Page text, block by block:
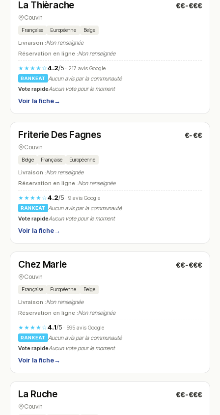
N° 20
La Thièrache €€-€€€
Couvin
Française Européenne Belge
Livraison :Non renseignée
Réservation en ligne :Non renseignée
★★★★☆4.2/5· 217 avis Google
RANKEAT
Aucun avis par la communauté
Vote rapideAucun vote pour le moment
Voir la fiche→
N° 21
Friterie Des Fagnes €-€€
Couvin
Belge Française Européenne
Livraison :Non renseignée
Réservation en ligne :Non renseignée
★★★★☆4.2/5· 9 avis Google
RANKEAT
Aucun avis par la communauté
Vote rapideAucun vote pour le moment
Voir la fiche→
N° 22
Chez Marie €€-€€€
Couvin
Française Européenne Belge
Livraison :Non renseignée
Réservation en ligne :Non renseignée
★★★★☆4.1/5· 595 avis Google
RANKEAT
Aucun avis par la communauté
Vote rapideAucun vote pour le moment
Voir la fiche→
N° 23
La Ruche €€-€€€
Couvin